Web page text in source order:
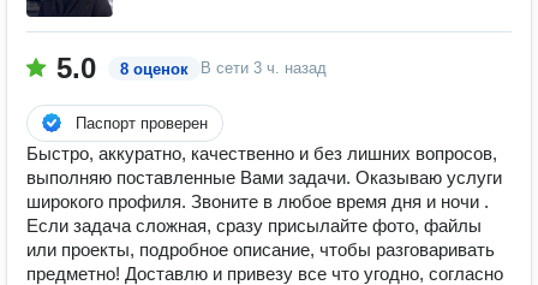
5.0 8 оценок В сети 3 ч. назад
Паспорт проверен
Быстро, аккуратно, качественно и без лишних вопросов,
выполняю поставленные Вами задачи. Оказываю услуги
широкого профиля. Звоните в любое время дня и ночи .
Если задача сложная, сразу присылайте фото, файлы
или проекты, подробное описание, чтобы разговаривать
предметно! Доставлю и привезу все что угодно, согласно